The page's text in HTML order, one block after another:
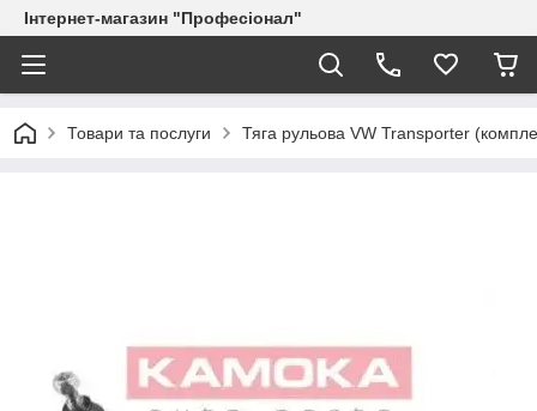
Інтернет-магазин "Професіонал"
Товари та послуги Тяга рульова VW Transporter